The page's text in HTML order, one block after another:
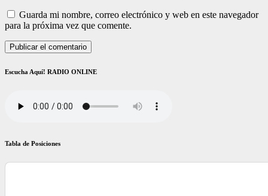
Guarda mi nombre, correo electrónico y web en este navegador
para la próxima vez que comente.
Escucha Aquí! RADIO ONLINE
Tabla de Posiciones